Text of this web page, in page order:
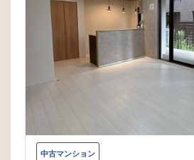
中古マンション